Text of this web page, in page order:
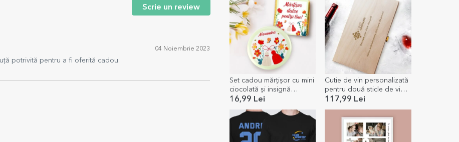
Set cadou mărțișor cu mini
ciocolată și insignă
personalizată cu nume
16,99 Lei
Cutie de vin personalizată
pentru două sticle de vin
cu logo și text - Mulțumim
117,99 Lei
Scrie un review
04 Noiembrie 2023
potrivită pentru a fi oferită cadou.